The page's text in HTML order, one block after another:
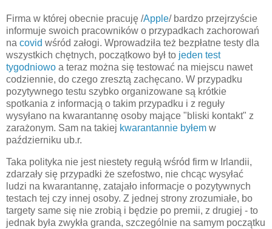
Firma w której obecnie pracuję /Apple/ bardzo przejrzyście
informuje swoich pracowników o przypadkach zachorowań
na covid wśród załogi. Wprowadziła też bezpłatne testy dla
wszystkich chętnych, początkowo był to jeden test
tygodniowo a teraz można się testować na miejscu nawet
codziennie, do czego zresztą zachęcano. W przypadku
pozytywnego testu szybko organizowane są krótkie
spotkania z informacją o takim przypadku i z reguły
wysyłano na kwarantannę osoby mające "bliski kontakt" z
zarażonym. Sam na takiej kwarantannie byłem w
październiku ub.r.
Taka polityka nie jest niestety regułą wśród firm w Irlandii,
zdarzały się przypadki że szefostwo, nie chcąc wysyłać
ludzi na kwarantannę, zatajało informacje o pozytywnych
testach tej czy innej osoby. Z jednej strony zrozumiałe, bo
targety same się nie zrobią i będzie po premii, z drugiej - to
jednak była zwykła granda, szczególnie na samym początku